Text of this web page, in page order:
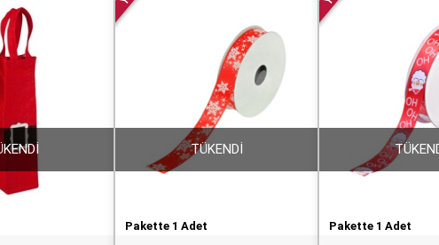
Pakette 1 Adet
TÜKENDİ
Pakette 1 Adet